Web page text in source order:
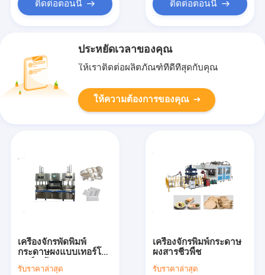
ติดต่อตอนนี้ ติดต่อตอนนี้
ประหยัดเวลาของคุณ
ให้เราติดต่อผลิตภัณฑ์ที่ดีที่สุดกับคุณ
ให้ความต้องการของคุณ
เครื่องจักรพัดพิมพ์
กระดาษผงแบบเทอร์โม
4000-6000pcs /
รับราคาล่าสุด
เครื่องจักรพิมพ์กระดาษ
ผงสารชีวพืช
รับราคาล่าสุด